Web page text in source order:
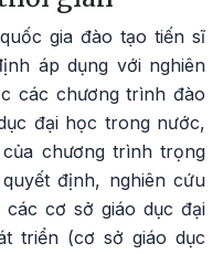
gia đào tạo tiến sĩ
áp dụng với nghiên
các chương trình đào
đại học trong nước,
chương trình trọng
định, nghiên cứu
cơ sở giáo dục đại
triển (cơ sở giáo dục